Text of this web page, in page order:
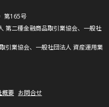
第165号
第二種金融商品取引業協会、一般社
引業協会、一般社団法人 資産運用業
概要 お問合せ